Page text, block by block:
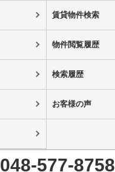
賃貸物件検索
物件閲覧履歴
検索履歴
お客様の声
048-577-8758